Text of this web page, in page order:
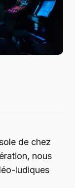
de chez
nous
ludiques